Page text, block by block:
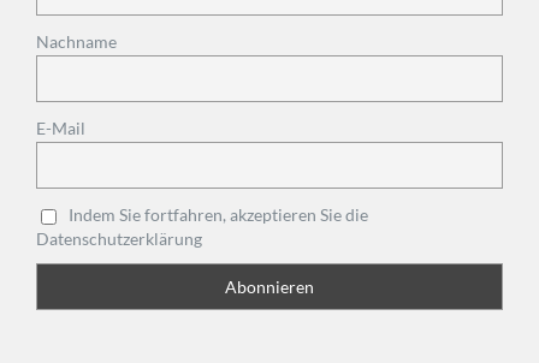
Nachname
E-Mail
Indem Sie fortfahren, akzeptieren Sie die
Datenschutzerklärung